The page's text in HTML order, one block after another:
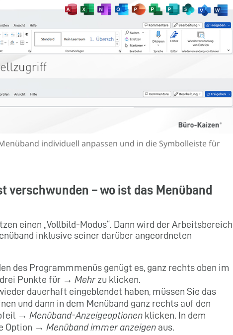
individuell anpassen und in die Symbolleiste für
verschwunden – wo ist das Menüband
einen „Vollbild-Modus“. Dann wird der Arbeitsbereich
inklusive seiner darüber angeordneten
des Programmmenüs genügt es, ganz rechts oben im
Punkte für → Mehrzu klicken.
dauerhaft eingeblendet haben, müssen Sie das
und dann in dem Menüband ganz rechts auf den
→ Menüband-Anzeigeoptionen klicken. In dem
Option → Menüband immer anzeigen aus.